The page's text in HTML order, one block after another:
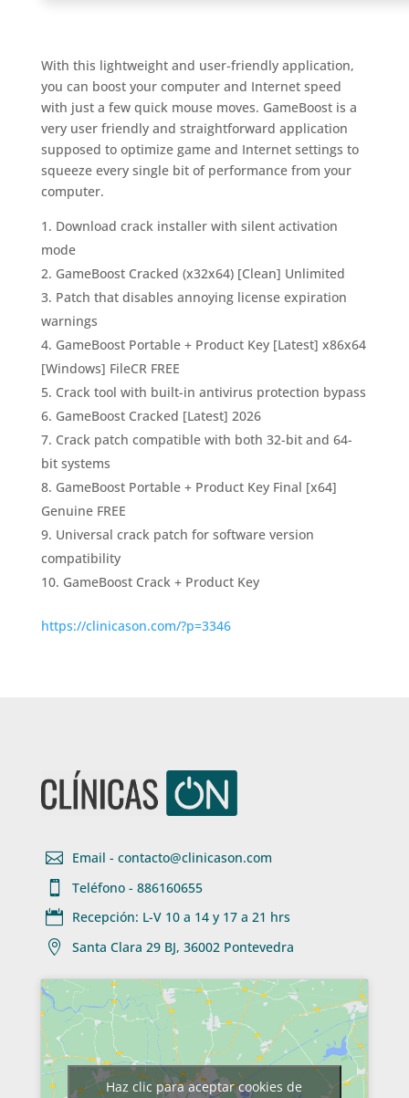
With this lightweight and user-friendly application,
you can boost your computer and Internet speed
with just a few quick mouse moves. GameBoost is a
very user friendly and straightforward application
supposed to optimize game and Internet settings to
squeeze every single bit of performance from your
computer.
Download crack installer with silent activation
mode
GameBoost Cracked (x32x64) [Clean] Unlimited
Patch that disables annoying license expiration
warnings
GameBoost Portable + Product Key [Latest] x86x64
[Windows] FileCR FREE
Crack tool with built-in antivirus protection bypass
GameBoost Cracked [Latest] 2026
Crack patch compatible with both 32-bit and 64-
bit systems
GameBoost Portable + Product Key Final [x64]
Genuine FREE
Universal crack patch for software version
compatibility
GameBoost Crack + Product Key
https://clinicason.com/?p=3346
 Email - contacto@clinicason.com

Teléfono - 886160655
 Recepción: L-V 10 a 14 y 17 a 21 hrs

Santa Clara 29 BJ, 36002 Pontevedra
Haz clic para aceptar cookies de